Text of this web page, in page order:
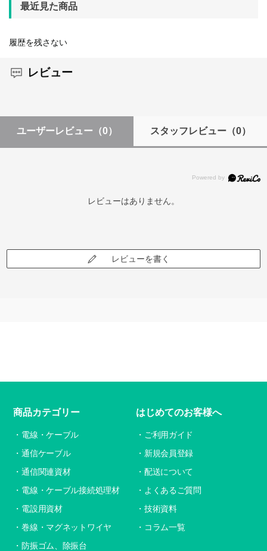
最近見た商品
履歴を残さない
レビュー
ユーザーレビュー （0） スタッフレビュー（0）
レビューはありません。
レビューを書く
商品カテゴリー
電線・ケーブル
通信ケーブル
通信関連資材
電線・ケーブル接続処理材
電設用資材
巻線・マグネットワイヤ
防振ゴム、除振台
はじめてのお客様へ
ご利用ガイド
新規会員登録
配送について
よくあるご質問
技術資料
コラム一覧